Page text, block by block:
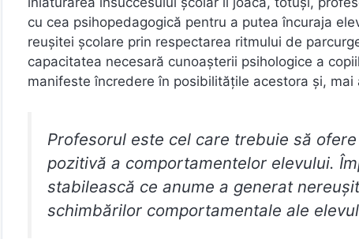
cu cea psihopedagogică pentru a putea încuraja
reușitei școlare prin respectarea ritmului de
capacitatea necesară cunoașterii psihologice a
manifeste încredere în posibilitățile acestora și,
Profesorul este cel care trebuie să
pozitivă a comportamentelor elevului.
stabilească ce anume a generat
schimbărilor comportamentale ale